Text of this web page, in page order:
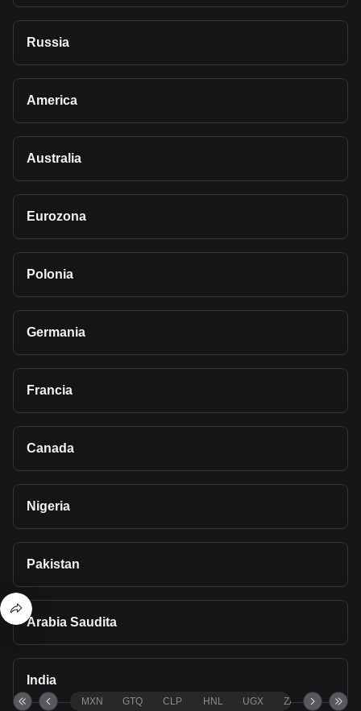
Russia
America
Australia
Eurozona
Polonia
Germania
Francia
Canada
Nigeria
Pakistan
Arabia Saudita
India
MXN GTQ CLP HNL UGX ZAR TND